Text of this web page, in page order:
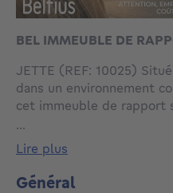
BEL IMMEUBLE DE
JETTE (REF: 10025)
dans un environnement
cet immeuble de rapport
logements.
Le rez-de-chaussée
76 m².
...
lire plus
Général